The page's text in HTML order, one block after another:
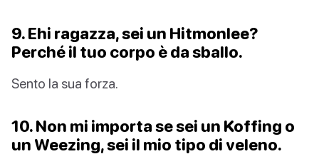
9. Ehi ragazza, sei un Hitmonlee?
Perché il tuo corpo è da sballo.
Sento la sua forza.
10. Non mi importa se sei un Koffing o
un Weezing, sei il mio tipo di veleno.